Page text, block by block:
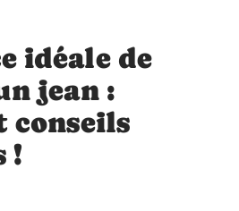
idéale de
jean :
conseils
!